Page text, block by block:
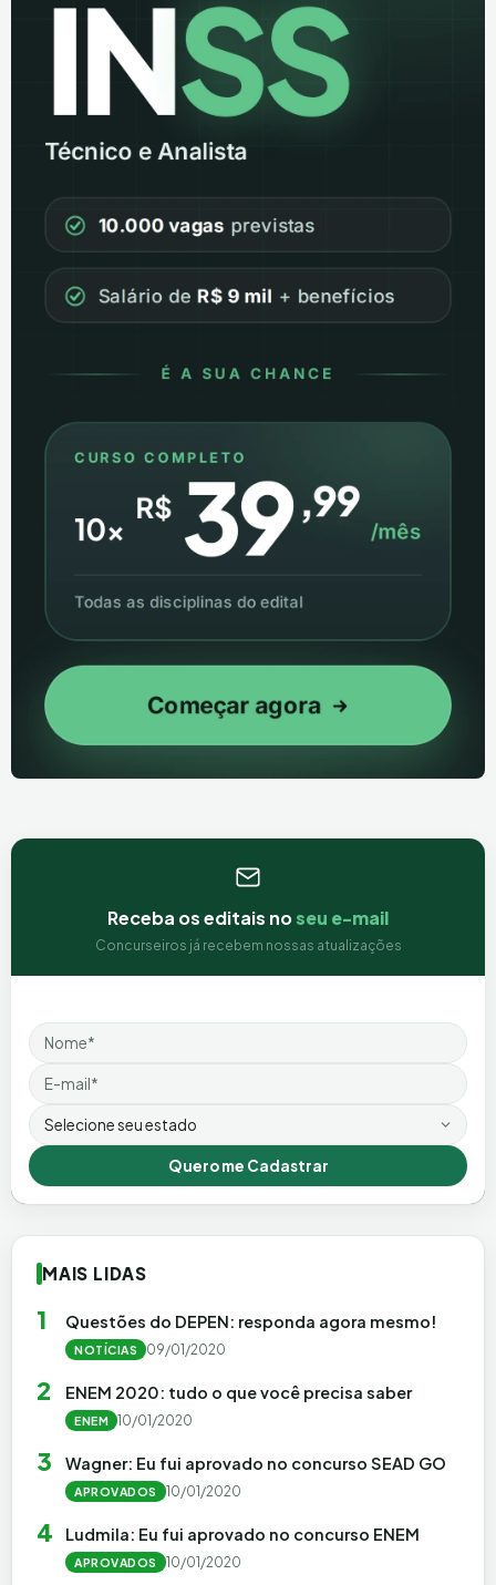
Receba os editais noseu e-mail
Concurseiros já recebem nossas atualizações
Nome
Email
Estado
Quero me Cadastrar
MAIS LIDAS
1 Questões do DEPEN: responda agora mesmo!
NOTÍCIAS 09/01/2020
2 ENEM 2020: tudo o que você precisa saber
ENEM 10/01/2020
3 Wagner: Eu fui aprovado no concurso SEAD GO
APROVADOS 10/01/2020
4 Ludmila: Eu fui aprovado no concurso ENEM
APROVADOS 10/01/2020